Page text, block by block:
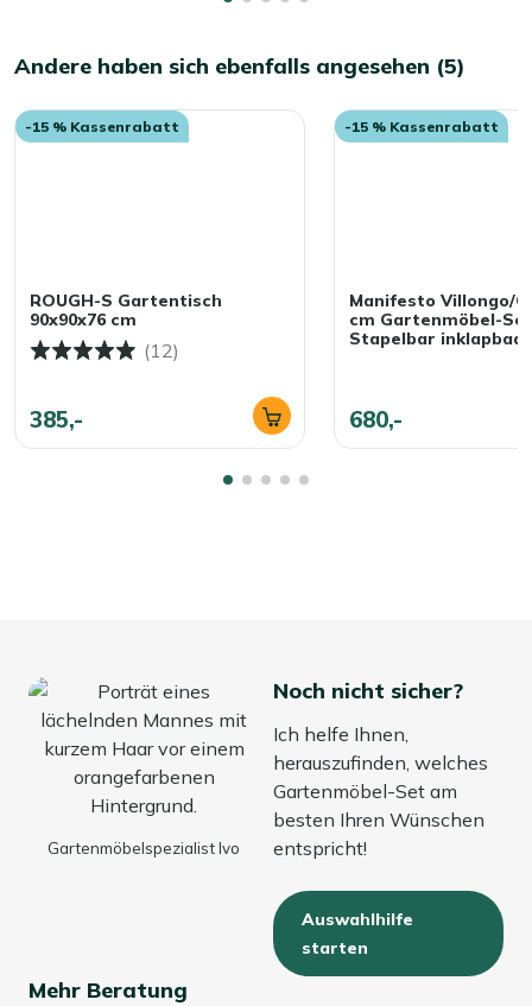
Auftragen einer Schutzschicht – bleibt Ihr Gartenmöbel-
Set jahrelang schön und gut in Schuss.
Andere haben sich ebenfalls angesehen (5)
-15 % Kassenrabatt
ROUGH-S Gartentisch
90x90x76 cm
(12)
385,-
-15 % Kassenrabatt
Manifesto Villongo/
cm Gartenmöbel-
Stapelbar inklapbaar
680,-
Gartenmöbelspezialist Ivo
Noch nicht sicher?
Ich helfe Ihnen,
herauszufinden, welches
Gartenmöbel-Set am
besten Ihren Wünschen
entspricht!
Auswahlhilfe
starten
Mehr Beratung